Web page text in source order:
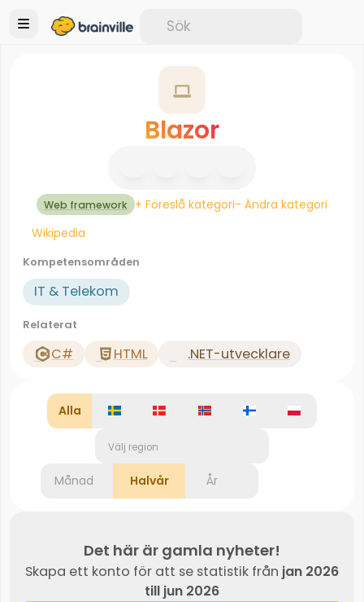
Blazor
Web framework + Föreslå kategori- Ändra kategori
Wikipedia
Kompetensområden
IT & Telekom
Relaterat
C# HTML .NET-utvecklare
Alla
Välj region
Månad Halvår År
Det här är gamla nyheter!
Skapa ett konto för att se statistik från jan 2026
till jun 2026